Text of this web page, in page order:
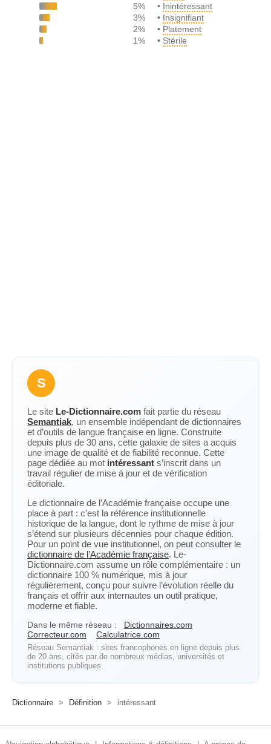
5%
• Inintéressant
3%
• Insignifiant
2%
• Platement
1%
• Stérile
S
Le site Le-Dictionnaire.com fait partie du réseau
Semantiak, un ensemble indépendant de dictionnaires
et d’outils de langue française en ligne. Construite
depuis plus de 30 ans, cette galaxie de sites a acquis
une image de qualité et de fiabilité reconnue. Cette
page dédiée au mot intéressant s’inscrit dans un
travail régulier de mise à jour et de vérification
éditoriale.
Le dictionnaire de l’Académie française occupe une
place à part : c’est la référence institutionnelle
historique de la langue, dont le rythme de mise à jour
s’étend sur plusieurs décennies pour chaque édition.
Pour un point de vue institutionnel, on peut consulter le
dictionnaire de l’Académie française. Le-
Dictionnaire.com assume un rôle complémentaire : un
dictionnaire 100 % numérique, mis à jour
régulièrement, conçu pour suivre l’évolution réelle du
français et offrir aux internautes un outil pratique,
moderne et fiable.
Dans le même réseau :
Dictionnaires.com
Correcteur.com
Calculatrice.com
Réseau Semantiak : sites francophones en ligne depuis plus
de 20 ans, cités par de nombreux médias, universités et
institutions publiques.
Dictionnaire > Définition > intéressant